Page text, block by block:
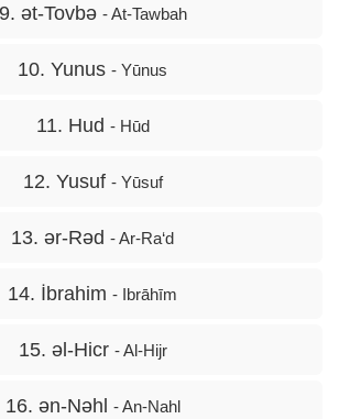
9. ət-Tovbə - At-Tawbah
10. Yunus - Yūnus
11. Hud - Hūd
12. Yusuf - Yūsuf
13. ər-Rəd - Ar-Ra‘d
14. İbrahim - Ibrāhīm
15. əl-Hicr - Al-Hijr
16. ən-Nəhl - An-Nahl